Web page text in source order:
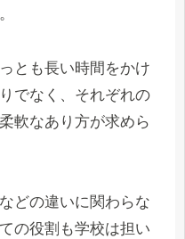
とも長い時間をかけ
でなく、それぞれの
軟なあり方が求めら
どの違いに関わらな
の役割も学校は担い